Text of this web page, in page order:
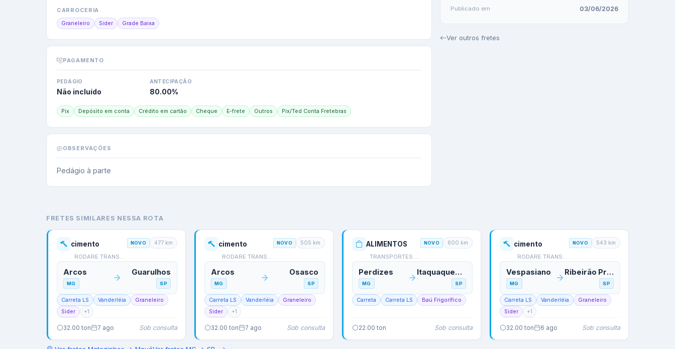
CARROCERIA
Graneleiro Sider Grade Baixa
PAGAMENTO
PEDÁGIO
Não incluído
ANTECIPAÇÃO
80.00%
Pix Depósito em conta Crédito em cartão Cheque E-frete Outros Pix/Ted Conta Fretebras
OBSERVAÇÕES
Pedágio à parte
Publicado em 03/06/2026
Ver outros fretes
FRETES SIMILARES NESSA ROTA
cimento
RODARE TRANSPORTES
NOVO 477 km
Arcos
MG
Guarulhos
SP
Carreta LS Vanderléia
Graneleiro
Sider
+1
32.00 ton 7 ago Sob consulta
cimento
RODARE TRANSPORTES
NOVO 505 km
Arcos
MG
Osasco
SP
Carreta LS Vanderléia
Graneleiro
Sider
+1
32.00 ton 7 ago Sob consulta
ALIMENTOS
TRANSPORTES KLASSEN AG…
NOVO 600 km
Perdizes
MG
Itaquaquecetuba
SP
Carreta Carreta LS Baú Frigorífico
22.00 ton Sob consulta
cimento
RODARE TRANSPORTES
NOVO 543 km
Vespasiano
MG
Ribeirão Preto
SP
Carreta LS Vanderléia
Graneleiro
Sider
+1
32.00 ton 6 ago Sob consulta